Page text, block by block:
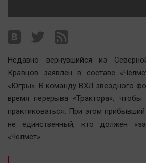
Поиск
Наша победа
Общество
Политика
Экономика
Происшествия
Недавно вернувшийся из
Кравцов заявлен в составе
«Югры». В команду ВХЛ звездного
время перерыва «Трактора»,
практиковаться. При этом
не единственный, кто должен
«Челмет».